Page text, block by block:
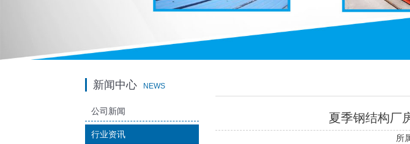
新闻中心 NEWS
公司新闻
行业资讯
夏季钢结构厂
所